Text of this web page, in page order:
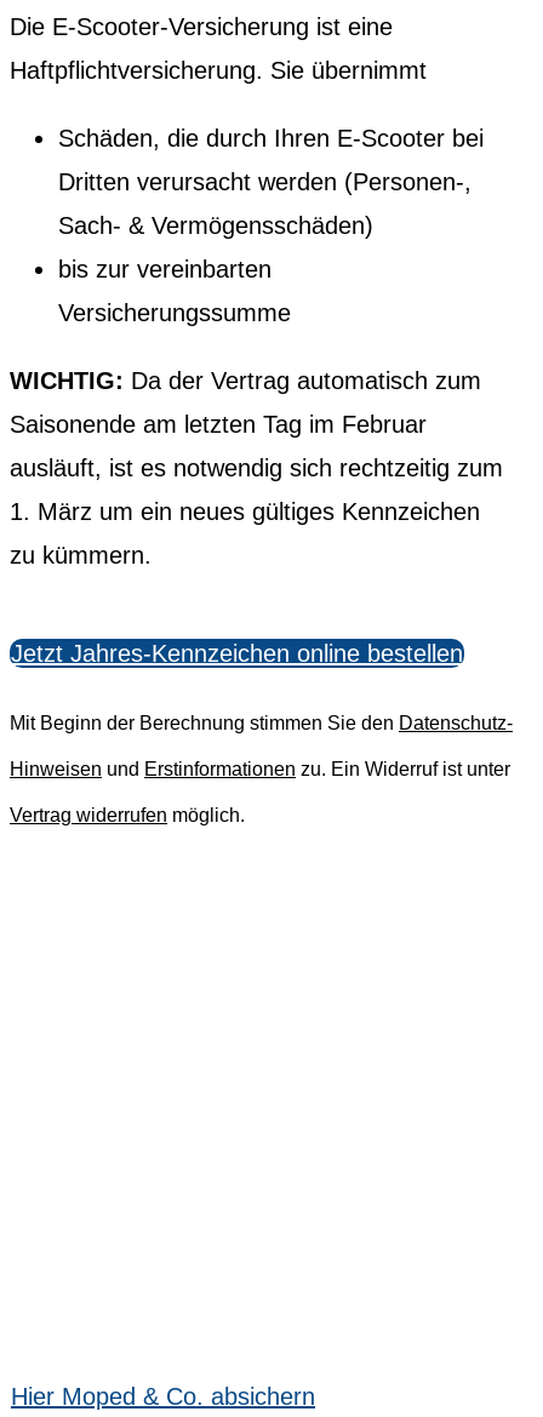
Die E-Scooter-Versicherung ist eine
Haftpflichtversicherung. Sie übernimmt
Schäden, die durch Ihren E-Scooter bei
Dritten verursacht werden (Personen-,
Sach- & Vermögensschäden)
bis zur vereinbarten
Versicherungssumme
WICHTIG: Da der Vertrag automatisch zum
Saisonende am letzten Tag im Februar
ausläuft, ist es notwendig sich rechtzeitig zum
1. März um ein neues gültiges Kennzeichen
zu kümmern.
Jetzt Jahres-Kennzeichen online bestellen
Mit Beginn der Berechnung stimmen Sie den Datenschutz-
Hinweisen und Erstinformationen zu. Ein Widerruf ist unter
Vertrag widerrufen möglich.
Hier Moped & Co. absichern